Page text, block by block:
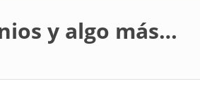
y algo más…